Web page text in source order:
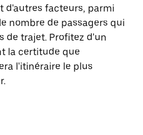
d'autres facteurs, parmi
nombre de passagers qui
de trajet. Profitez d'un
la certitude que
l'itinéraire le plus